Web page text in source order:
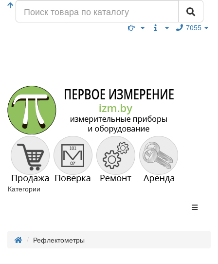
7055
Категории
Рефлектометры